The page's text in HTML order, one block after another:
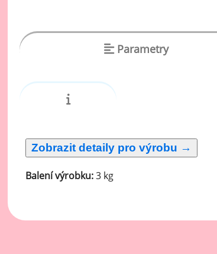
Parametry
Balení výrobku:3 kg